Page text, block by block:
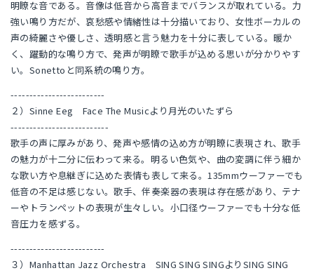
明瞭な音である。音像は低音から高音までバランスが取れている。力
強い鳴り方だが、哀愁感や情緒性は十分描いており、女性ボーカルの
声の綺麗さや優しさ、透明感と言う魅力を十分に表している。暖か
く、躍動的な鳴り方で、発声が明瞭で歌手が込める思いが分かりやす
い。Sonettoと同系統の鳴り方。
-------------------------
２）Sinne Eeg Face The Musicより月光のいたずら
--------------------------
歌手の声に厚みがあり、発声や感情の込め方が明瞭に表現され、歌手
の魅力が十二分に伝わって来る。明るい色気や、曲の変調に伴う細か
な歌い方や息継ぎに込めた表情も表して来る。135mmウーファーでも
低音の不足は感じない。歌手、伴奏楽器の表現は存在感があり、テナ
ーやトランペットの表現が生々しい。小口径ウーファーでも十分な低
音圧力を感ずる。
-------------------------
３）Manhattan Jazz Orchestra SING SING SINGよりSING SING